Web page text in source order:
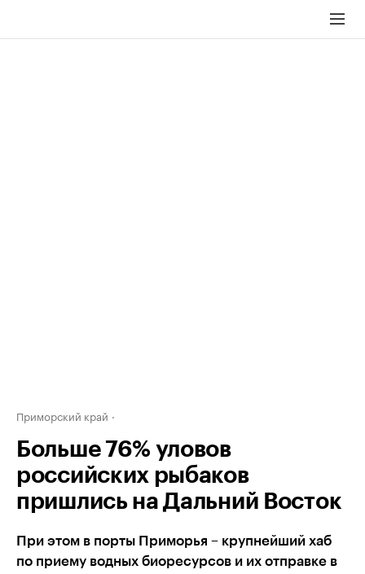
Приморский край
Больше 76% уловов
российских рыбаков
пришлись на Дальний Восток
При этом в порты Приморья – крупнейший хаб
по приему водных биоресурсов и их отправке в